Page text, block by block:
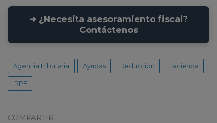
➜ ¿Necesita asesoramiento fiscal?
Contáctenos
Agencia tributaria Ayudas Deduccion Hacienda
IRPF
COMPARTIR